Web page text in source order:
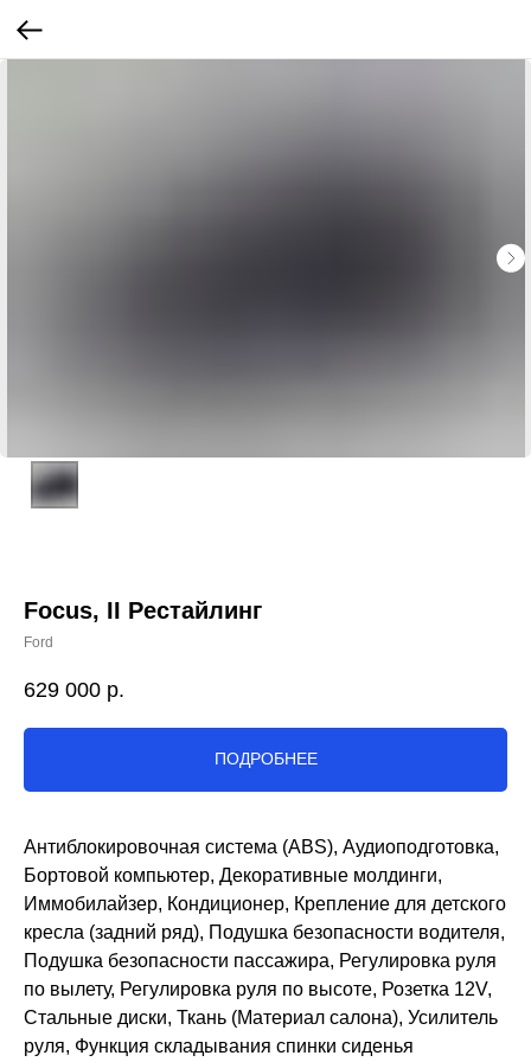
Focus, II Рестайлинг
Ford
629 000 р.
ПОДРОБНЕЕ
Антиблокировочная система (ABS), Аудиоподготовка,
Бортовой компьютер, Декоративные молдинги,
Иммобилайзер, Кондиционер, Крепление для детского
кресла (задний ряд), Подушка безопасности водителя,
Подушка безопасности пассажира, Регулировка руля
по вылету, Регулировка руля по высоте, Розетка 12V,
Стальные диски, Ткань (Материал салона), Усилитель
руля, Функция складывания спинки сиденья